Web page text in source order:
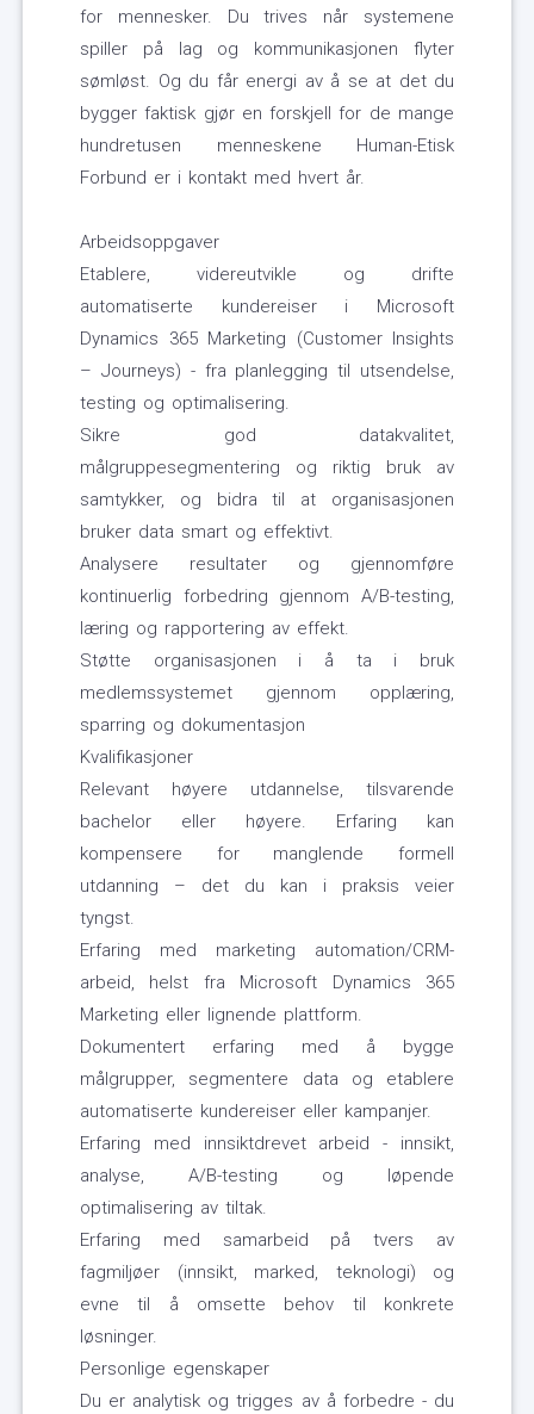
for mennesker. Du trives når systemene
spiller på lag og kommunikasjonen flyter
sømløst. Og du får energi av å se at det du
bygger faktisk gjør en forskjell for de mange
hundretusen menneskene Human-Etisk
Forbund er i kontakt med hvert år.
Arbeidsoppgaver
Etablere, videreutvikle og drifte
automatiserte kundereiser i Microsoft
Dynamics 365 Marketing (Customer Insights
– Journeys) - fra planlegging til utsendelse,
testing og optimalisering.
Sikre god datakvalitet,
målgruppesegmentering og riktig bruk av
samtykker, og bidra til at organisasjonen
bruker data smart og effektivt.
Analysere resultater og gjennomføre
kontinuerlig forbedring gjennom A/B-testing,
læring og rapportering av effekt.
Støtte organisasjonen i å ta i bruk
medlemssystemet gjennom opplæring,
sparring og dokumentasjon
Kvalifikasjoner
Relevant høyere utdannelse, tilsvarende
bachelor eller høyere. Erfaring kan
kompensere for manglende formell
utdanning – det du kan i praksis veier
tyngst.
Erfaring med marketing automation/CRM-
arbeid, helst fra Microsoft Dynamics 365
Marketing eller lignende plattform.
Dokumentert erfaring med å bygge
målgrupper, segmentere data og etablere
automatiserte kundereiser eller kampanjer.
Erfaring med innsiktdrevet arbeid - innsikt,
analyse, A/B-testing og løpende
optimalisering av tiltak.
Erfaring med samarbeid på tvers av
fagmiljøer (innsikt, marked, teknologi) og
evne til å omsette behov til konkrete
løsninger.
Personlige egenskaper
Du er analytisk og trigges av å forbedre - du